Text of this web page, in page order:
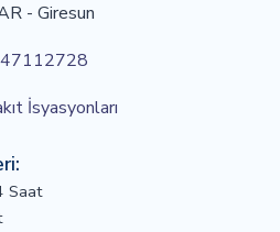
- Giresun
İsyasyonları
Saat